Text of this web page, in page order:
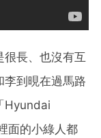
很長、也沒有互
李到晛在過馬路
Hyundai
面的小綠人都